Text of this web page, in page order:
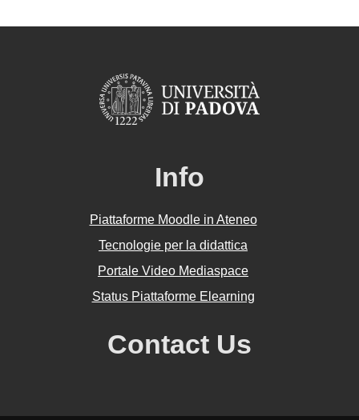
Info
Piattaforme Moodle in Ateneo
Tecnologie per la didattica
Portale Video Mediaspace
Status Piattaforme Elearning
Contact Us